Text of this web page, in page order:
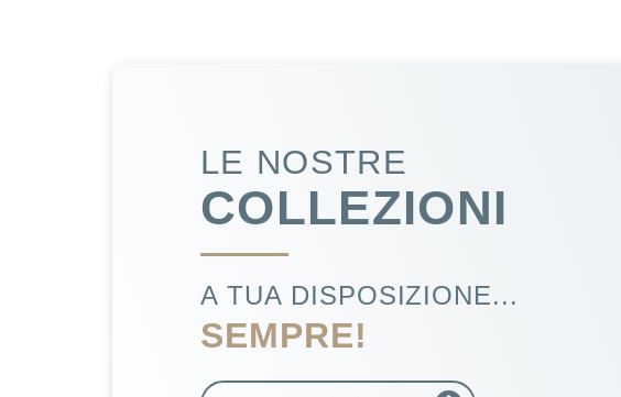
LE NOSTRE
COLLEZIONI
A TUA DISPOSIZIONE...
SEMPRE!